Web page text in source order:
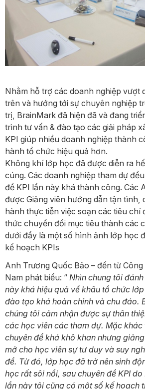
Nhằm hỗ trợ các doanh nghiệp vượt
trên và hướng tới sự chuyên nghiệp
trị, BrainMark đã hiện đã và đang
trình tư vấn & đào tạo các giải pháp
KPI giúp nhiều doanh nghiệp thành
hành tổ chức hiệu quả hơn.
Không khí lớp học đã được diễn ra
cúng. Các doanh nghiệp tham dự
đề KPI lần này khá thành công. Các
được Giảng viên hướng dẫn tận tình,
hành thực tiễn việc soạn các tiêu chí
thức chuyển đổi mục tiêu thành các
dưới đầy là một số hình ảnh lớp học
kế hoạch KPIs
Anh Trương Quốc Bảo – đến từ
Nam phát biểu: “ Nhìn chung tôi
này khá hiệu quả về khâu tổ chức
đào tạo khá hoàn chỉnh và chu đáo.
chúng tôi cảm nhận được sự thân
các học viên các tham dự. Mặc
chuyên đề khá khô khan nhưng
mở cho học viên sự tư duy và suy
đề. Từ đó, lớp học đã trở nên sinh
học rất sôi nổi, sau chuyên đề KPI
lần này tôi cũng có một số kế hoạch